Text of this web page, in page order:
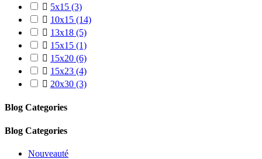
 5x15 (3)
 10x15 (14)
 13x18 (5)
 15x15 (1)
 15x20 (6)
 15x23 (4)
 20x30 (3)
Blog Categories
Blog Categories
Nouveauté